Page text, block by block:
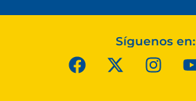
Síguenos en: